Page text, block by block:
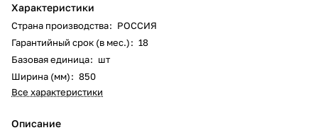
Характеристики
Страна производства: РОССИЯ
Гарантийный срок (в мес.): 18
Базовая единица: шт
Ширина (мм): 850
Все характеристики
Описание